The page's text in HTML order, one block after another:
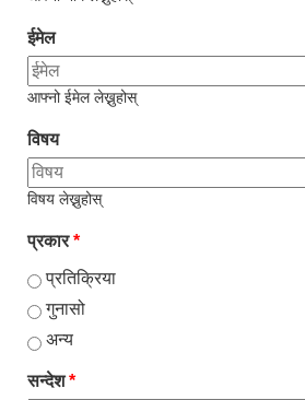
ईमेल
आफ्नो ईमेल लेख्नुहोस्
विषय
विषय लेख्नुहोस्
प्रकार*
प्रतिक्रिया
गुनासो
अन्य
सन्देश*